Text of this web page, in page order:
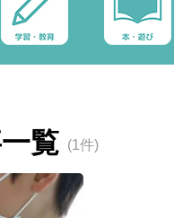
覧 (1件)